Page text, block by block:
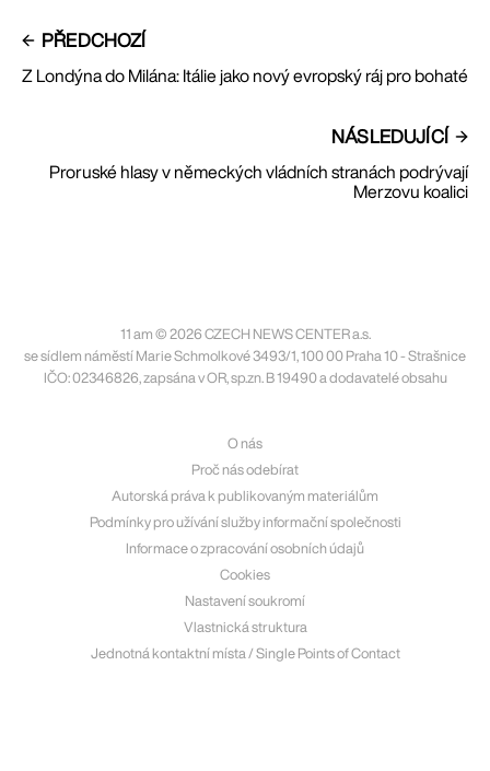
PŘEDCHOZÍ
Z Londýna do Milána: Itálie jako nový evropský ráj pro bohaté
NÁSLEDUJÍCÍ
Proruské hlasy v německých vládních stranách podrývají
Merzovu koalici
11 am © 2026 CZECH NEWS CENTER a.s.
se sídlem náměstí Marie Schmolkové 3493/1, 100 00 Praha 10 - Strašnice
IČO: 02346826, zapsána v OR, sp.zn. B 19490 a dodavatelé obsahu
O nás
Proč nás odebírat
Autorská práva k publikovaným materiálům
Podmínky pro užívání služby informační společnosti
Informace o zpracování osobních údajů
Cookies
Nastavení soukromí
Vlastnická struktura
Jednotná kontaktní místa / Single Points of Contact